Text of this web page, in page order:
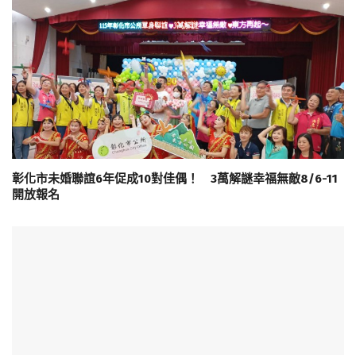
彰化市未婚聯誼6年促成10對佳偶！ 3萬解謎幸福無敵8/6-11
開放報名